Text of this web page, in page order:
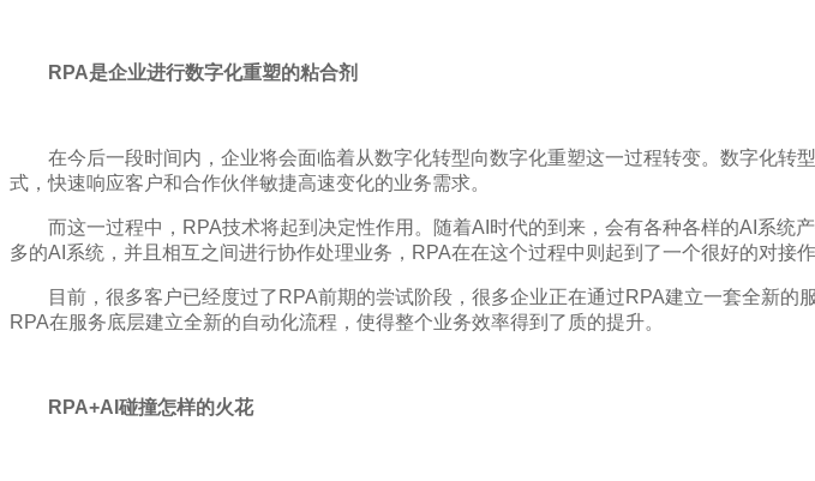
RPA是企业进行数字化重塑的粘合剂
在今后一段时间内，企业将会面临着从数字化转型向数字化重塑这一过程转变。数字化
式，快速响应客户和合作伙伴敏捷高速变化的业务需求。
而这一过程中，RPA技术将起到决定性作用。随着AI时代的到来，会有各种各样的AI系
多的AI系统，并且相互之间进行协作处理业务，RPA在在这个过程中则起到了一个很好的对接作
目前，很多客户已经度过了RPA前期的尝试阶段，很多企业正在通过RPA建立一套全新
RPA在服务底层建立全新的自动化流程，使得整个业务效率得到了质的提升。
RPA+AI碰撞怎样的火花